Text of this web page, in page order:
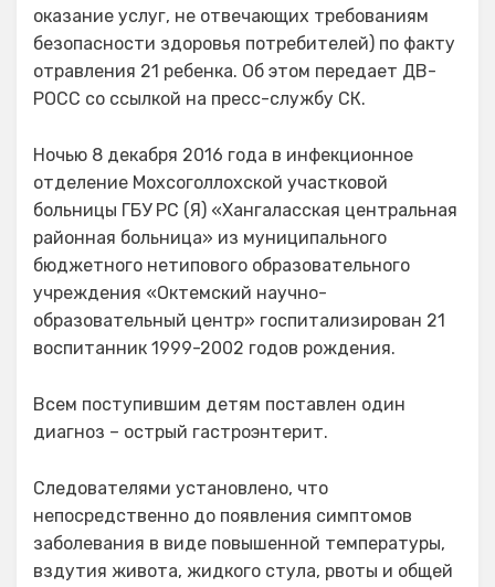
оказание услуг, не отвечающих требованиям
безопасности здоровья потребителей) по факту
отравления 21 ребенка. Об этом передает ДВ-
РОСС со ссылкой на пресс-службу СК.
Ночью 8 декабря 2016 года в инфекционное
отделение Мохсоголлохской участковой
больницы ГБУ РС (Я) «Хангаласская центральная
районная больница» из муниципального
бюджетного нетипового образовательного
учреждения «Октемский научно-
образовательный центр» госпитализирован 21
воспитанник 1999-2002 годов рождения.
Всем поступившим детям поставлен один
диагноз – острый гастроэнтерит.
Следователями установлено, что
непосредственно до появления симптомов
заболевания в виде повышенной температуры,
вздутия живота, жидкого стула, рвоты и общей